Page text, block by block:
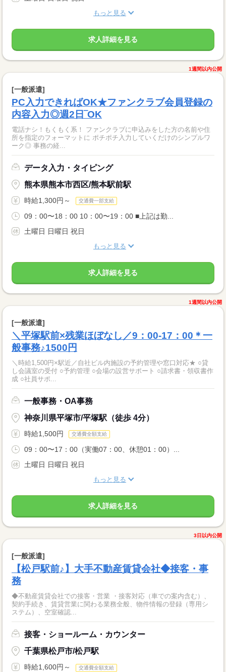
もっと見る
求人詳細を見る
1週間以内公開
[一般派遣]
PC入力できればOK★ファンクラブ会員登録の
内容入力◎週2日‾OK
電話ナシ！もくもく系！ ファンクラブに申込みをした方の名前や住
所を指定のフォーマットに ポチポチ入力していくだけのシンプルワ
ーク◎ 事務の経...
データ入力・タイピング
熊本県熊本市西区/熊本駅前駅
時給1,300円～ 交通費一部支給
09：00〜18：00 10：00〜19：00 ■上記は勤...
土曜日 日曜日 祝日
もっと見る
求人詳細を見る
1週間以内公開
[一般派遣]
＼平塚駅前×残業ほぼなし／9：00-17：00＊一
般事務♪1500円
＼時給1,500円×駅近／自社ビル内施設の予約管理や窓口対応★ ○貸
し会議室の受付 ○予約管理 ○会場の設営サポート ○請求書・領収書作
成 ○社員サポ...
一般事務・OA事務
神奈川県平塚市/平塚駅（徒歩 4分）
時給1,500円 交通費全額支給
09：00〜17：00（実働07：00、休憩01：00）...
土曜日 日曜日 祝日
もっと見る
求人詳細を見る
3日以内公開
[一般派遣]
【松戸駅前♪】大手不動産賃貸会社◆接客・事
務
◆不動産賃貸会社での接客・営業 ・接客対応（車での案内含む）、
契約手続き、賃貸営業に関わる業務全般、物件情報の登録（専用シ
ステム）、空室確認...
接客・ショールーム・カウンター
千葉県松戸市/松戸駅
時給1,600円～ 交通費全額支給